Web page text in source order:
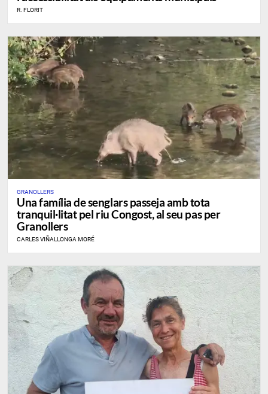
R. FLORIT
GRANOLLERS
Una família de senglars passeja amb tota
tranquil·litat pel riu Congost, al seu pas per
Granollers
CARLES VIÑALLONGA MORÉ